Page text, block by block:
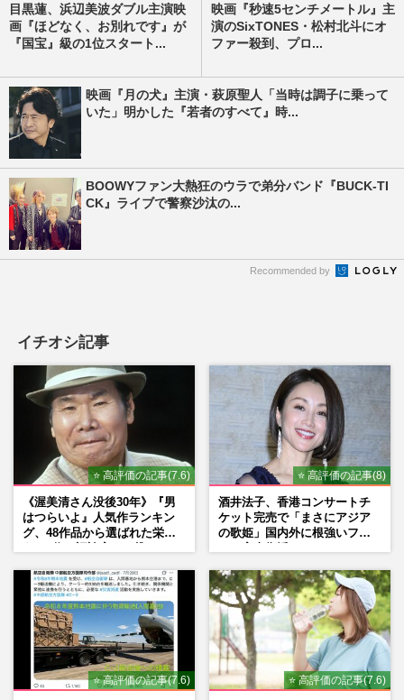
目黒蓮、浜辺美波ダブル主演映
画『ほどなく、お別れです』が
『国宝』級の1位スタート...
映画『秒速5センチメートル』主
演のSixTONES・松村北斗にオ
ファー殺到、プロ...
映画『月の犬』主演・萩原聖人「当時は調子に乗って
いた」明かした『若者のすべて』時...
BOOWYファン大熱狂のウラで弟分バンド『BUCK-TI
CK』ライブで警察沙汰の...
Recommended by
イチオシ記事
⭐ 高評価の記事(7.6)
《渥美清さん没後30年》『男
はつらいよ』人気作ランキン
グ、48作品から選ばれた栄え
⭐ 高評価の記事(8)
酒井法子、香港コンサートチ
ケット完売で「まさにアジア
の歌姫」国内外に根強いファ
⭐ 高評価の記事(7.6) ⭐ 高評価の記事(7.6)